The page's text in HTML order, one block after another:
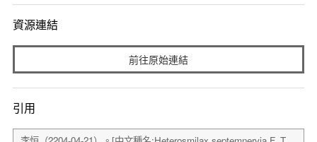
資源連結
前往原始連結
引用